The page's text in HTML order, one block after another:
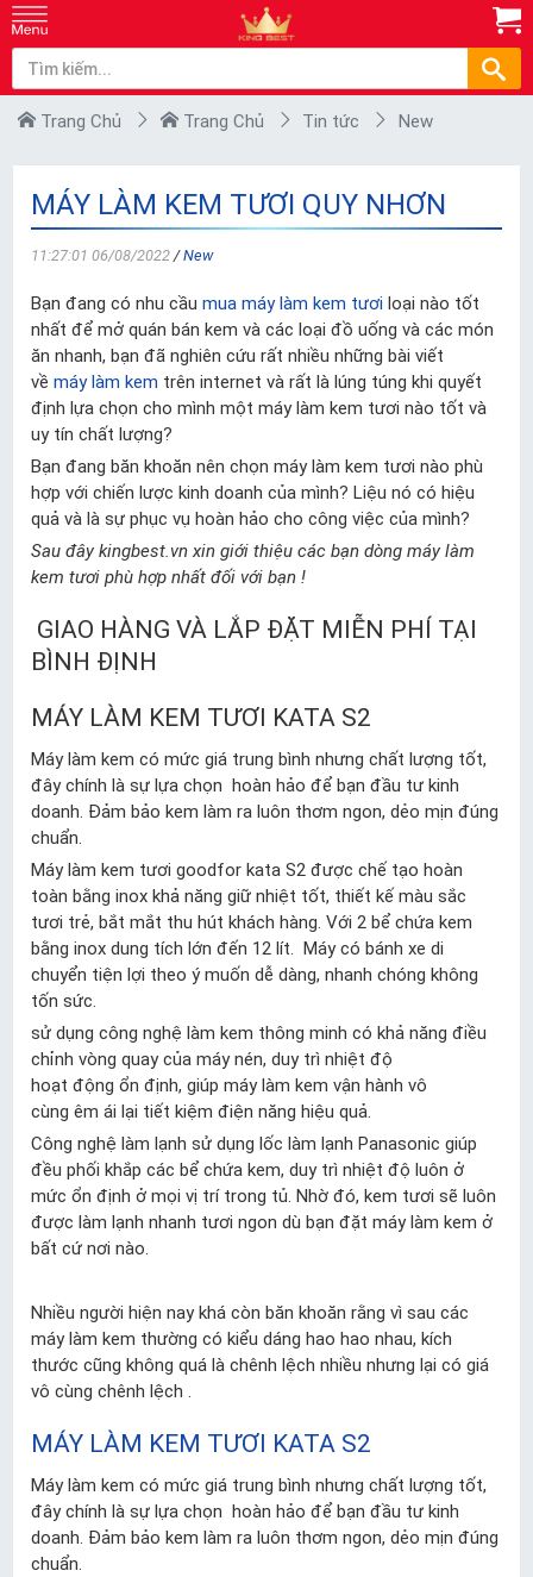
Trang Chủ Trang Chủ Tin tức New
MÁY LÀM KEM TƯƠI QUY NHƠN
11:27:01 06/08/2022 /New
Bạn đang có nhu cầu mua máy làm kem tươi loại nào tốt
nhất để mở quán bán kem và các loại đồ uống và các món
ăn nhanh, bạn đã nghiên cứu rất nhiều những bài viết
về máy làm kem trên internet và rất là lúng túng khi quyết
định lựa chọn cho mình một máy làm kem tươi nào tốt và
uy tín chất lượng?
Bạn đang băn khoăn nên chọn máy làm kem tươi nào phù
hợp với chiến lược kinh doanh của mình? Liệu nó có hiệu
quả và là sự phục vụ hoàn hảo cho công việc của mình?
Sau đây kingbest.vn xin giới thiệu các bạn dòng máy làm
kem tươi phù hợp nhất đối với bạn !
GIAO HÀNG VÀ LẮP ĐẶT MIỄN PHÍ TẠI
BÌNH ĐỊNH
MÁY LÀM KEM TƯƠI KATA S2
Máy làm kem có mức giá trung bình nhưng chất lượng tốt,
đây chính là sự lựa chọn hoàn hảo để bạn đầu tư kinh
doanh. Đảm bảo kem làm ra luôn thơm ngon, dẻo mịn đúng
chuẩn.
Máy làm kem tươi goodfor kata S2 được chế tạo hoàn
toàn bằng inox khả năng giữ nhiệt tốt, thiết kế màu sắc
tươi trẻ, bắt mắt thu hút khách hàng. Với 2 bể chứa kem
bằng inox dung tích lớn đến 12 lít. Máy có bánh xe di
chuyển tiện lợi theo ý muốn dễ dàng, nhanh chóng không
tốn sức.
sử dụng công nghệ làm kem thông minh có khả năng điều
chỉnh vòng quay của máy nén, duy trì nhiệt độ
hoạt động ổn định, giúp máy làm kem vận hành vô
cùng êm ái lại tiết kiệm điện năng hiệu quả.
Công nghệ làm lạnh sử dụng lốc làm lạnh Panasonic giúp
đều phối khắp các bể chứa kem, duy trì nhiệt độ luôn ở
mức ổn định ở mọi vị trí trong tủ. Nhờ đó, kem tươi sẽ luôn
được làm lạnh nhanh tươi ngon dù bạn đặt máy làm kem ở
bất cứ nơi nào.
Nhiều người hiện nay khá còn băn khoăn rằng vì sau các
máy làm kem thường có kiểu dáng hao hao nhau, kích
thước cũng không quá là chênh lệch nhiều nhưng lại có giá
vô cùng chênh lệch .
MÁY LÀM KEM TƯƠI KATA S2
Máy làm kem có mức giá trung bình nhưng chất lượng tốt,
đây chính là sự lựa chọn hoàn hảo để bạn đầu tư kinh
doanh. Đảm bảo kem làm ra luôn thơm ngon, dẻo mịn đúng
chuẩn.